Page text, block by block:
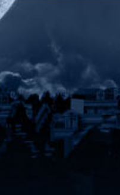
Muziek
Verzoek
Video
Kleurplaat